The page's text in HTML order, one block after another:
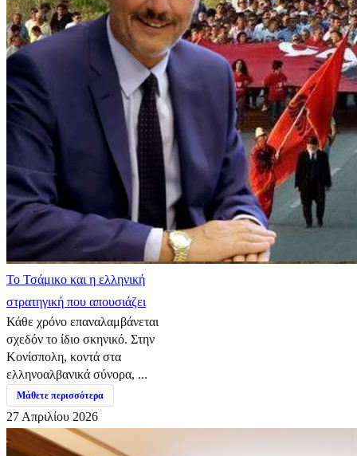
​Το Τσάμικο και η ελληνική
στρατηγική που απουσιάζει
Κάθε χρόνο επαναλαμβάνεται
σχεδόν το ίδιο σκηνικό. Στην
Κονίσπολη, κοντά στα
ελληνοαλβανικά σύνορα, ...
Μάθετε περισσότερα
27 Απριλίου 2026